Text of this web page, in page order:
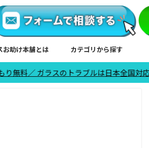
お助け本舗とは カテゴリから探す
スのトラブルは日本全国対応※沖縄、